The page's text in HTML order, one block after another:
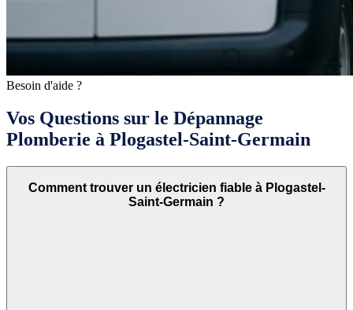
Besoin d'aide ?
Vos Questions sur le Dépannage
Plomberie à Plogastel-Saint-Germain
Comment trouver un électricien fiable à Plogastel-
Saint-Germain ?